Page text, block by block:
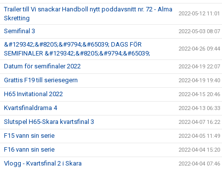
Trailer till Vi snackar Handboll nytt poddavsnitt nr. 72 - Alma
Skretting
2022-05-12 11:01
Semifinal 3 2022-05-03 08:07
&#129342;&#8205;&#9794;&#65039; DAGS FÖR
SEMIFINALER &#129342;&#8205;&#9794;&#65039;
2022-04-26 09:44
Datum för semifinaler 2022 2022-04-19 22:07
Grattis F19 till seriesegern 2022-04-19 19:40
H65 Invitational 2022 2022-04-15 20:46
Kvartsfinaldrama 4 2022-04-13 06:33
Slutspel H65-Skara kvartsfinal 3 2022-04-07 16:22
F15 vann sin serie 2022-04-05 11:49
F16 vann sin serie 2022-04-04 15:20
Vlogg - Kvartsfinal 2 i Skara 2022-04-04 07:46